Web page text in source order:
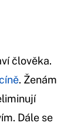
člověka.
. Ženám
Dále se